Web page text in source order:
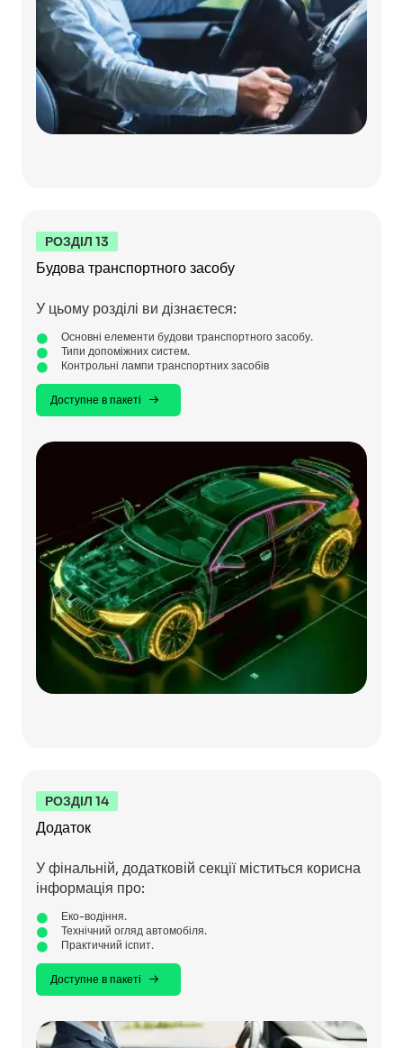
РОЗДІЛ 13
Будова транспортного засобу
У цьому розділі ви дізнаєтеся:
Основні елементи будови транспортного засобу.
Типи допоміжних систем.
Контрольні лампи транспортних засобів
Доступне в пакеті
РОЗДІЛ 14
Додаток
У фінальній, додатковій секції міститься корисна
інформація про:
Еко-водіння.
Технічний огляд автомобіля.
Практичний іспит.
Доступне в пакеті